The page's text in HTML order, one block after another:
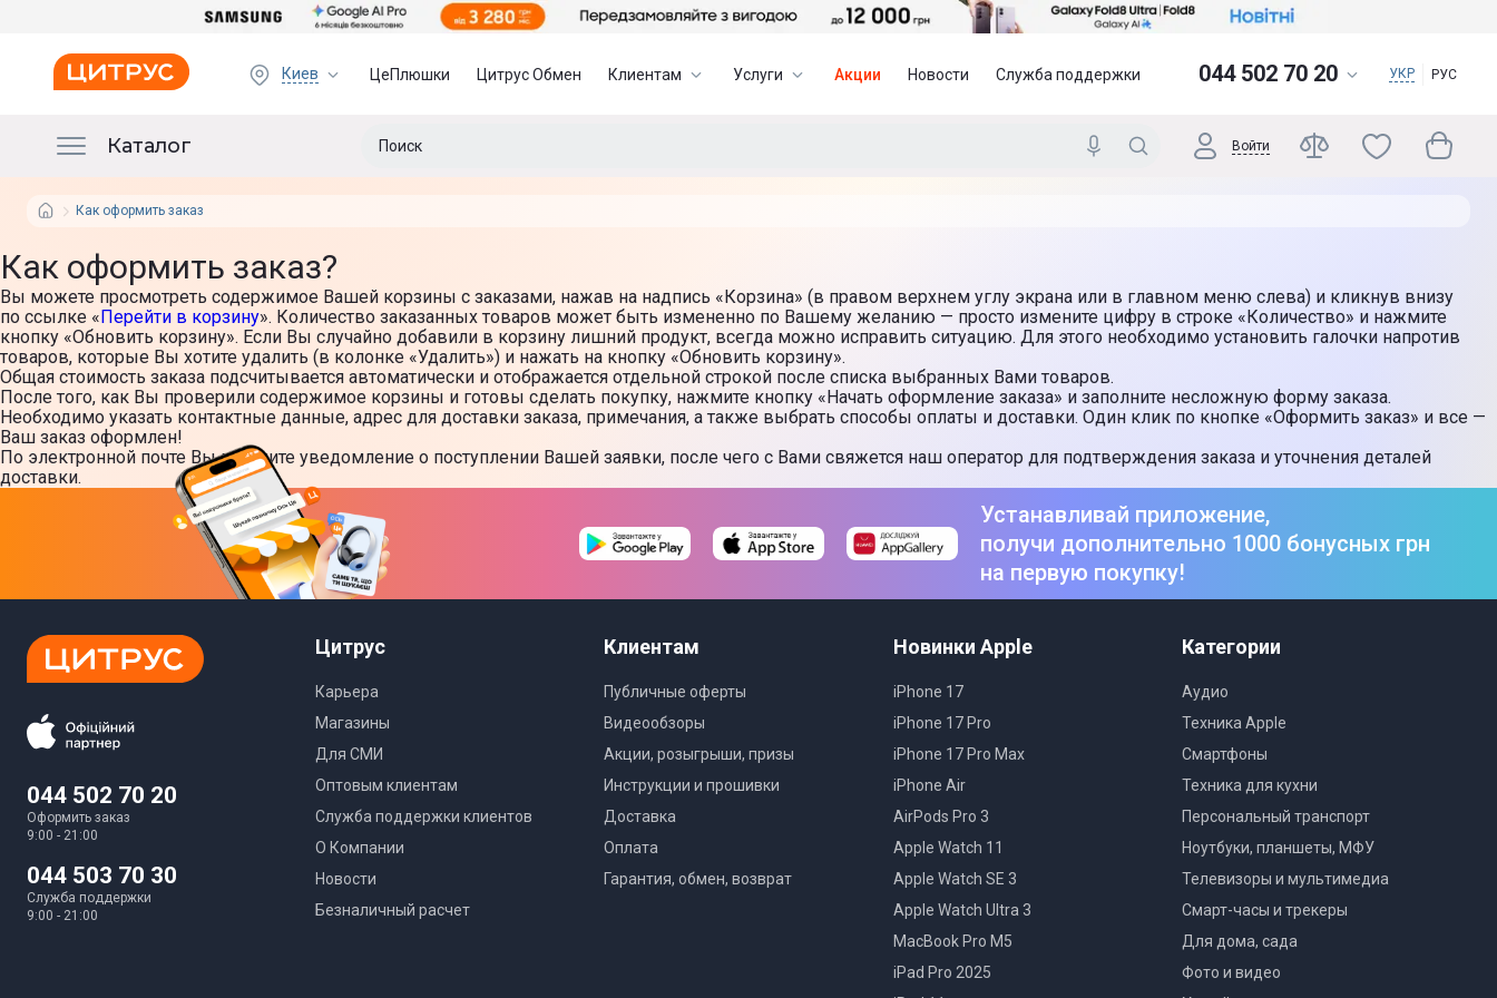
Киев ЦеПлюшки Цитрус Обмен Клиентам Услуги Акции Новости Служба поддержки 044 502 70 20 УКР РУС
Каталог Войти
Как оформить заказ
Как оформить заказ?
Вы можете просмотреть содержимое Вашей корзины с заказами, нажав на надпись «Корзина» (в правом верхнем углу экрана или в главном меню слева) и кликнув внизу
по ссылке «Перейти в корзину». Количество заказанных товаров может быть измененно по Вашему желанию — просто измените цифру в строке «Количество» и нажмите
кнопку «Обновить корзину». Если Вы случайно добавили в корзину лишний продукт, всегда можно исправить ситуацию. Для этого необходимо установить галочки напротив
товаров, которые Вы хотите удалить (в колонке «Удалить») и нажать на кнопку «Обновить корзину».
Общая стоимость заказа подсчитывается автоматически и отображается отдельной строкой после списка выбранных Вами товаров.
После того, как Вы проверили содержимое корзины и готовы сделать покупку, нажмите кнопку «Начать оформление заказа» и заполните несложную форму заказа.
Необходимо указать контактные данные, адрес для доставки заказа, примечания, а также выбрать способы оплаты и доставки. Один клик по кнопке «Оформить заказ» и все —
Ваш заказ оформлен!
По электронной почте Вы получите уведомление о поступлении Вашей заявки, после чего с Вами свяжется наш оператор для подтверждения заказа и уточнения деталей
доставки.
Устанавливай приложение,
получи дополнительно 1000 бонусных грн
на первую покупку!
044 502 70 20
Оформить заказ
9:00 - 21:00
044 503 70 30
Служба поддержки
9:00 - 21:00
Цитрус
Карьера
Магазины
Для СМИ
Оптовым клиентам
Служба поддержки клиентов
О Компании
Новости
Безналичный расчет
Клиентам
Публичные оферты
Видеообзоры
Акции, розыгрыши, призы
Инструкции и прошивки
Доставка
Оплата
Гарантия, обмен, возврат
Новинки Apple
iPhone 17
iPhone 17 Pro
iPhone 17 Pro Max
iPhone Air
AirPods Pro 3
Apple Watch 11
Apple Watch SE 3
Apple Watch Ultra 3
MacBook Pro M5
iPad Pro 2025
Категории
Аудио
Техника Apple
Смартфоны
Техника для кухни
Персональный транспорт
Ноутбуки, планшеты, МФУ
Телевизоры и мультимедиа
Смарт-часы и трекеры
Для дома, сада
Фото и видео